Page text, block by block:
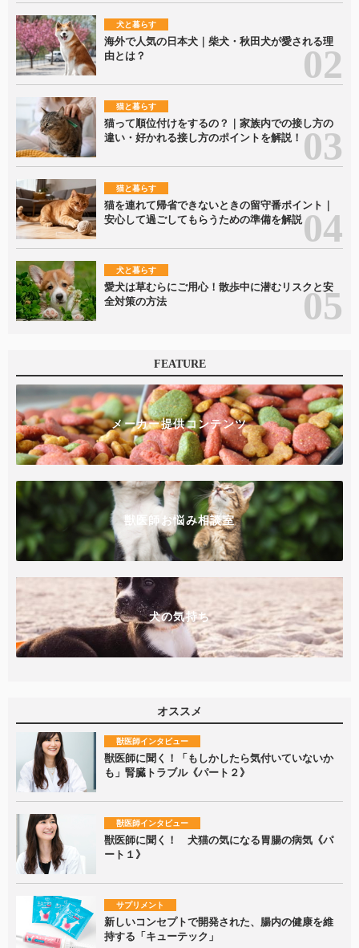
犬と暮らす
海外で人気の日本犬｜柴犬・秋田犬が愛される理
由とは？
猫と暮らす
猫って順位付けをするの？｜家族内での接し方の
違い・好かれる接し方のポイントを解説！
猫と暮らす
猫を連れて帰省できないときの留守番ポイント｜
安心して過ごしてもらうための準備を解説
犬と暮らす
愛犬は草むらにご用心！散歩中に潜むリスクと安
全対策の方法
FEATURE
メーカー提供コンテンツ
獣医師お悩み相談室
犬の気持ち
オススメ
獣医師インタビュー
獣医師に聞く！「もしかしたら気付いていないか
も」腎臓トラブル《パート２》
獣医師インタビュー
獣医師に聞く！ 犬猫の気になる胃腸の病気《パ
ート１》
サプリメント
新しいコンセプトで開発された、腸内の健康を維
持する「キューテック」